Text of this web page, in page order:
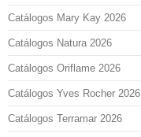
Catálogos Mary Kay 2026
Catálogos Natura 2026
Catálogos Oriflame 2026
Catálogos Yves Rocher 2026
Catálogos Terramar 2026